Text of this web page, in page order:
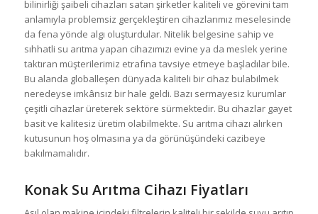
bilinirliği şaibeli cihazları satan şirketler kaliteli ve görevini tam
anlamıyla problemsiz gerçekleştiren cihazlarımız meselesinde
da fena yönde algı oluşturdular. Nitelik belgesine sahip ve
sıhhatli su arıtma yapan cihazımızı evine ya da meslek yerine
taktıran müşterilerimiz etrafına tavsiye etmeye başladılar bile.
Bu alanda globalleşen dünyada kaliteli bir cihaz bulabilmek
neredeyse imkânsız bir hale geldi. Bazı sermayesiz kurumlar
çeşitli cihazlar üreterek sektöre sürmektedir. Bu cihazlar gayet
basit ve kalitesiz üretim olabilmekte. Su arıtma cihazı alırken
kutusunun hoş olmasına ya da görünüşündeki cazibeye
bakılmamalıdır.
Konak Su Arıtma Cihazı Fiyatları